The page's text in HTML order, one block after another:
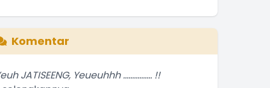
Komentar
selengkapnya